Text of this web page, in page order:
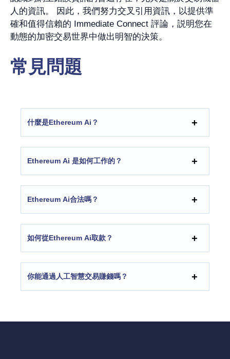
人的資訊。 因此，我們努力交叉引用資訊，以提供準
確和值得信賴的 Immediate Connect 評論，説明您在
動態的加密交易世界中做出明智的決策。
常見問題
什麼是Ethereum Ai？
Ethereum Ai 是如何工作的？
Ethereum Ai合法嗎？
如何從Ethereum Ai取款？
你能通過人工智慧交易賺錢嗎？